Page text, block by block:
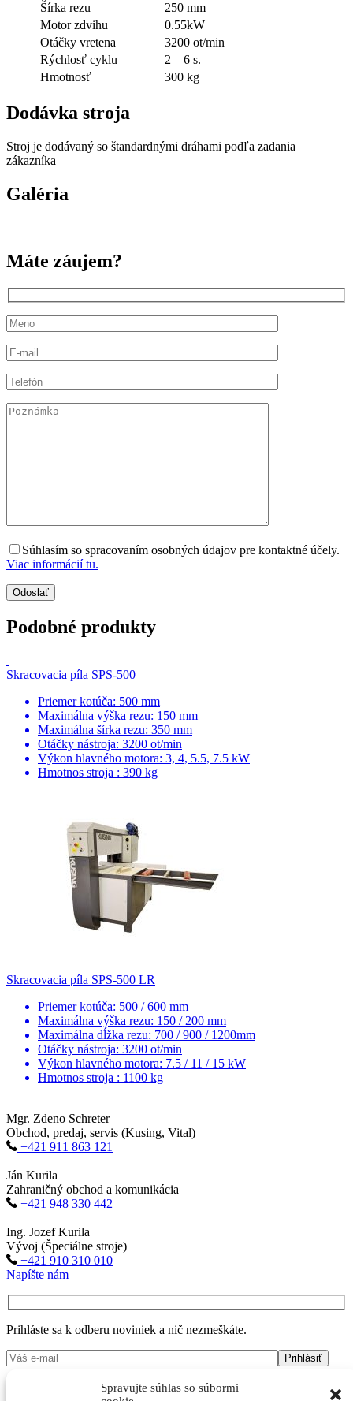
Spravujte súhlas so súbormi
Šírka rezu
250 mm
Motor zdvihu
0.55kW
Otáčky vretena
3200 ot/min
Rýchlosť cyklu
2 – 6 s.
Hmotnosť
300 kg
Dodávka stroja
Stroj je dodávaný so štandardnými dráhami podľa zadania
zákazníka
Galéria
Máte záujem?
Súhlasím so spracovaním osobných údajov pre kontaktné účely.
Viac informácií tu.
Podobné produkty
Skracovacia píla SPS-500
Priemer kotúča: 500 mm
Maximálna výška rezu: 150 mm
Maximálna šírka rezu: 350 mm
Otáčky nástroja: 3200 ot/min
Výkon hlavného motora: 3, 4, 5.5, 7.5 kW
Hmotnos stroja : 390 kg
Skracovacia píla SPS-500 LR
Priemer kotúča: 500 / 600 mm
Maximálna výška rezu: 150 / 200 mm
Maximálna dĺžka rezu: 700 / 900 / 1200mm
Otáčky nástroja: 3200 ot/min
Výkon hlavného motora: 7.5 / 11 / 15 kW
Hmotnos stroja : 1100 kg
Mgr. Zdeno Schreter
Obchod, predaj, servis (Kusing, Vital)
+421 911 863 121
Ján Kurila
Zahraničný obchod a komunikácia
+421 948 330 442
Ing. Jozef Kurila
Vývoj (Špeciálne stroje)
+421 910 310 010
Napíšte nám
Prihláste sa k odberu noviniek a nič nezmeškáte.